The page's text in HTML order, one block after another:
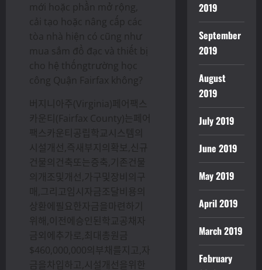
mới hoặc phần mở rộng,
cải tạo hoặc nâng cấp các
tòa nhà hiện có cũng như
mua sắm đồ đạc và thiết bị
cho hệ thốngtrường học
công Quận Fairfax không?
버지니아주(Virginia)페어팩스
카운티(Fairfax County)는페어
팩스카운티공립학교시스템의
시설개선,즉새부지의확보,신규
건물의건축또는증축,기존건물
의개조및개선,가구및장비의구
매,그리고임시자금조달비용의
상환에필요한자금을마련하기
위해,이전에승인된학교공채자
금외에추가로,최대총원금
$460,000,000의부채를지고,자
금을차입하고,시설개선을위한
2019
September
2019
August
2019
July 2019
June 2019
May 2019
April 2019
March 2019
February